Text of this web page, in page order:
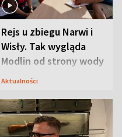
Rejs u zbiegu Narwi i
Wisły. Tak wygląda
Modlin od strony wody
Aktualności